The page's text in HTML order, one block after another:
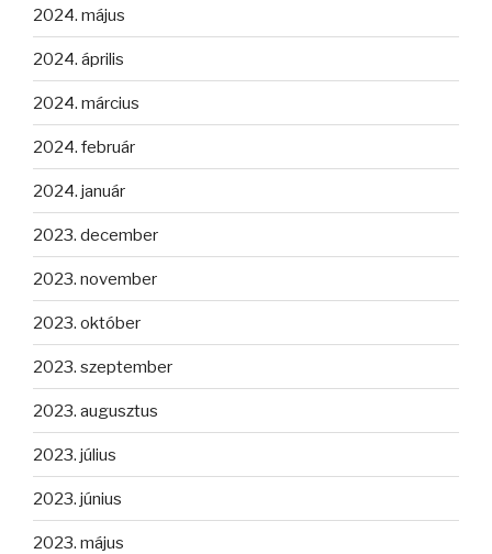
2024. május
2024. április
2024. március
2024. február
2024. január
2023. december
2023. november
2023. október
2023. szeptember
2023. augusztus
2023. július
2023. június
2023. május